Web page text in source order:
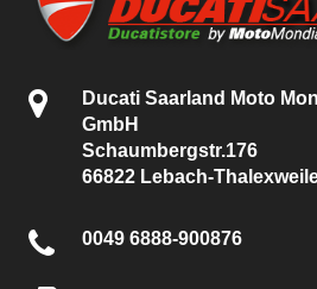
Ducati Saarland Moto
GmbH
Schaumbergstr.176
66822 Lebach-
0049 6888-900876